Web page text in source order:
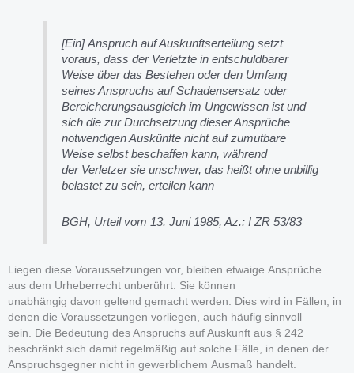
[Ein] Anspruch auf Auskunftserteilung setzt
voraus, dass der Verletzte in entschuldbarer
Weise über das Bestehen oder den Umfang
seines Anspruchs auf Schadensersatz oder
Bereicherungsausgleich im Ungewissen ist und
sich die zur Durchsetzung dieser Ansprüche
notwendigen Auskünfte nicht auf zumutbare
Weise selbst beschaffen kann, während
der Verletzer sie unschwer, das heißt ohne unbillig
belastet zu sein, erteilen kann
BGH, Urteil vom 13. Juni 1985, Az.: I ZR 53/83
Liegen diese Voraussetzungen vor, bleiben etwaige Ansprüche
aus dem Urheberrecht unberührt. Sie können
unabhängig davon geltend gemacht werden. Dies wird in Fällen, in
denen die Voraussetzungen vorliegen, auch häufig sinnvoll
sein. Die Bedeutung des Anspruchs auf Auskunft aus § 242
beschränkt sich damit regelmäßig auf solche Fälle, in denen der
Anspruchsgegner nicht in gewerblichem Ausmaß handelt.